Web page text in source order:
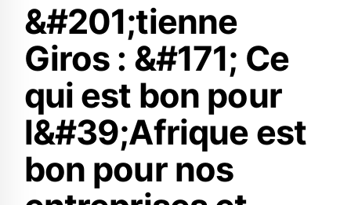
&#201;tienne
Giros : &#171; Ce
qui est bon pour
l&#39;Afrique est
bon pour nos